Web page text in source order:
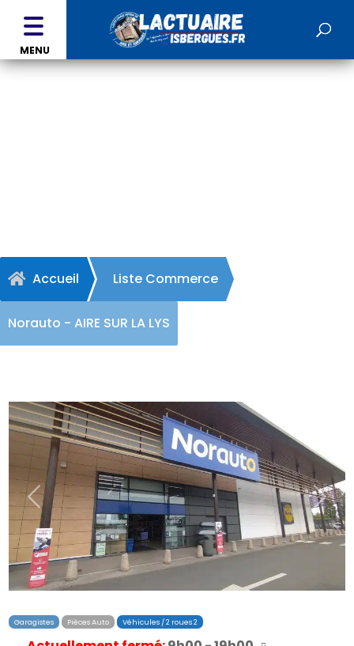
MENU
 Accueil Liste Commerce
Norauto - AIRE SUR LA LYS
Précédent
Garagistes Pièces Auto Véhicules / 2 roues 2